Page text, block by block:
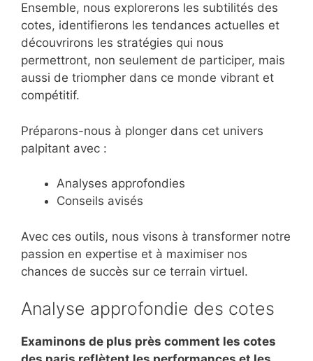
Ensemble, nous explorerons les subtilités des
cotes, identifierons les tendances actuelles et
découvrirons les stratégies qui nous
permettront, non seulement de participer, mais
aussi de triompher dans ce monde vibrant et
compétitif.
Préparons-nous à plonger dans cet univers
palpitant avec :
Analyses approfondies
Conseils avisés
Avec ces outils, nous visons à transformer notre
passion en expertise et à maximiser nos
chances de succès sur ce terrain virtuel.
Analyse approfondie des cotes
Examinons de plus près comment les cotes